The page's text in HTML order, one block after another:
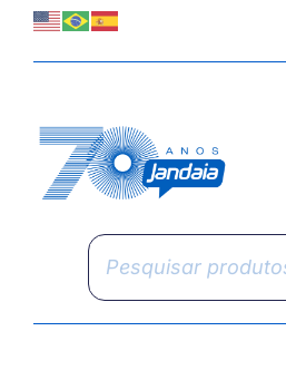
Skip
Pesquisar
produtos